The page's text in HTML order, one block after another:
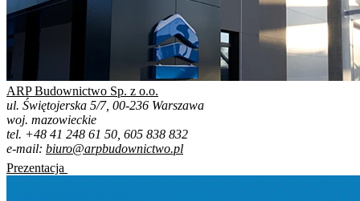
ARP Budownictwo Sp. z o.o.
ul. Świętojerska 5/7, 00-236 Warszawa
woj. mazowieckie
tel. +48 41 248 61 50, 605 838 832
e-mail: biuro@arpbudownictwo.pl
Prezentacja